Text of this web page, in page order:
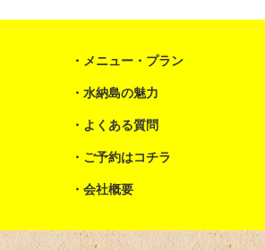
メニュー・プラン
水納島の魅力
よくある質問
ご予約はコチラ
会社概要